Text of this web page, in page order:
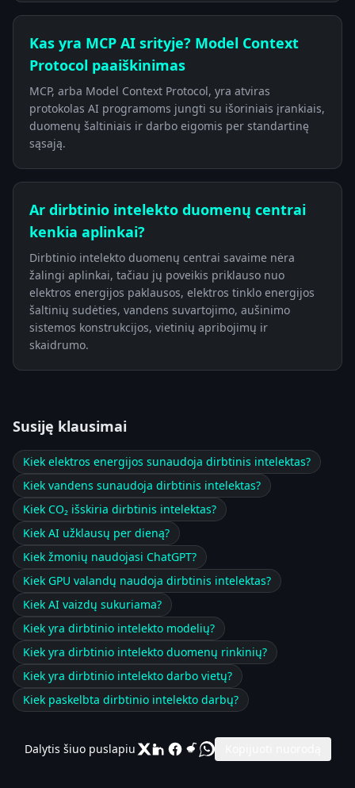
Kas yra MCP AI srityje? Model Context
Protocol paaiškinimas
MCP, arba Model Context Protocol, yra atviras
protokolas AI programoms jungti su išoriniais įrankiais,
duomenų šaltiniais ir darbo eigomis per standartinę
sąsają.
Ar dirbtinio intelekto duomenų centrai
kenkia aplinkai?
Dirbtinio intelekto duomenų centrai savaime nėra
žalingi aplinkai, tačiau jų poveikis priklauso nuo
elektros energijos paklausos, elektros tinklo energijos
šaltinių sudėties, vandens suvartojimo, aušinimo
sistemos konstrukcijos, vietinių apribojimų ir
skaidrumo.
Susiję klausimai
Kiek elektros energijos sunaudoja dirbtinis intelektas?
Kiek vandens sunaudoja dirbtinis intelektas?
Kiek CO₂ išskiria dirbtinis intelektas?
Kiek AI užklausų per dieną?
Kiek žmonių naudojasi ChatGPT?
Kiek GPU valandų naudoja dirbtinis intelektas?
Kiek AI vaizdų sukuriama?
Kiek yra dirbtinio intelekto modelių?
Kiek yra dirbtinio intelekto duomenų rinkinių?
Kiek yra dirbtinio intelekto darbo vietų?
Kiek paskelbta dirbtinio intelekto darbų?
Dalytis šiuo puslapiu